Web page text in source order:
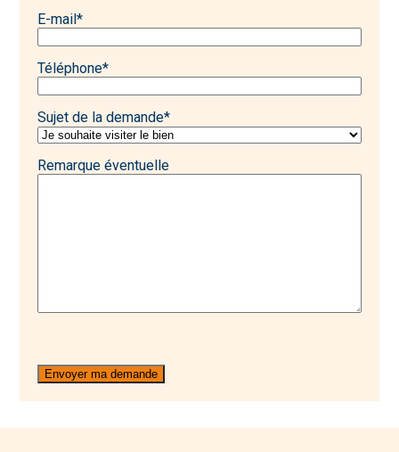
E-mail*
Téléphone*
Sujet de la demande*
Remarque éventuelle